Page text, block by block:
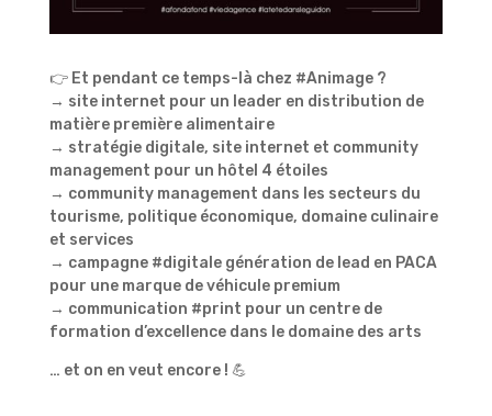
👉 Et pendant ce temps-là chez #Animage ?
→ site internet pour un leader en distribution de
matière première alimentaire
→ stratégie digitale, site internet et community
management pour un hôtel 4 étoiles
→ community management dans les secteurs du
tourisme, politique économique, domaine culinaire
et services
→ campagne #digitale génération de lead en PACA
pour une marque de véhicule premium
→ communication #print pour un centre de
formation d’excellence dans le domaine des arts
… et on en veut encore ! 💪